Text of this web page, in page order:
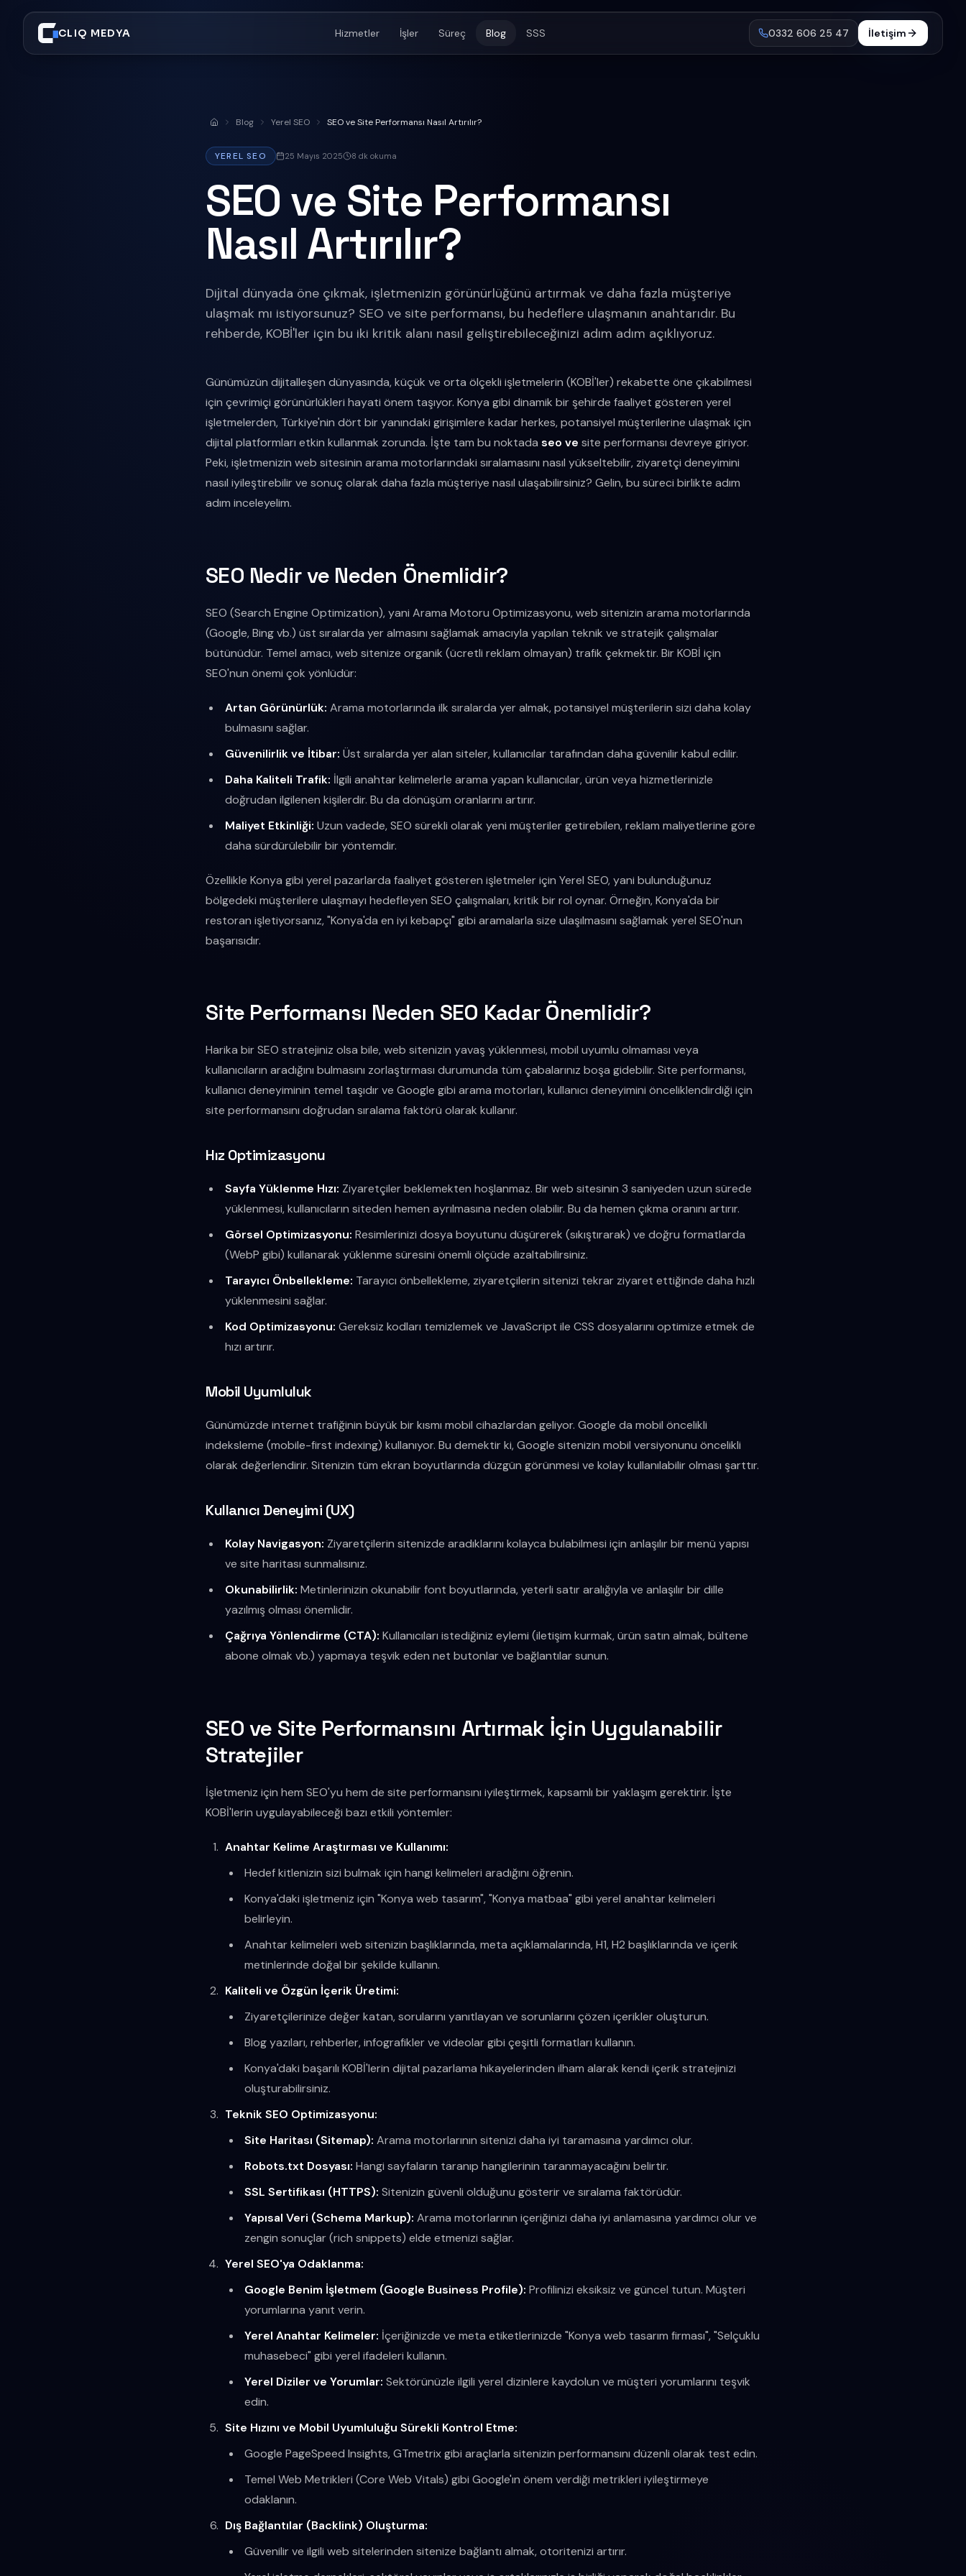
CLIQ MEDYA Hizmetler İşler Süreç Blog SSS 0332 606 25 47 İletişim
Anasayfa
Blog Yerel SEO SEO ve Site Performansı Nasıl Artırılır?
YEREL SEO 25 Mayıs 2025 8 dk okuma
SEO ve Site Performansı
Nasıl Artırılır?
Dijital dünyada öne çıkmak, işletmenizin görünürlüğünü artırmak ve daha fazla müşteriye
ulaşmak mı istiyorsunuz? SEO ve site performansı, bu hedeflere ulaşmanın anahtarıdır. Bu
rehberde, KOBİ'ler için bu iki kritik alanı nasıl geliştirebileceğinizi adım adım açıklıyoruz.
Günümüzün dijitalleşen dünyasında, küçük ve orta ölçekli işletmelerin (KOBİ'ler) rekabette öne çıkabilmesi
için çevrimiçi görünürlükleri hayati önem taşıyor. Konya gibi dinamik bir şehirde faaliyet gösteren yerel
işletmelerden, Türkiye'nin dört bir yanındaki girişimlere kadar herkes, potansiyel müşterilerine ulaşmak için
dijital platformları etkin kullanmak zorunda. İşte tam bu noktada seo ve site performansı devreye giriyor.
Peki, işletmenizin web sitesinin arama motorlarındaki sıralamasını nasıl yükseltebilir, ziyaretçi deneyimini
nasıl iyileştirebilir ve sonuç olarak daha fazla müşteriye nasıl ulaşabilirsiniz? Gelin, bu süreci birlikte adım
adım inceleyelim.
SEO Nedir ve Neden Önemlidir?
SEO (Search Engine Optimization), yani Arama Motoru Optimizasyonu, web sitenizin arama motorlarında
(Google, Bing vb.) üst sıralarda yer almasını sağlamak amacıyla yapılan teknik ve stratejik çalışmalar
bütünüdür. Temel amacı, web sitenize organik (ücretli reklam olmayan) trafik çekmektir. Bir KOBİ için
SEO'nun önemi çok yönlüdür:
Artan Görünürlük: Arama motorlarında ilk sıralarda yer almak, potansiyel müşterilerin sizi daha kolay
bulmasını sağlar.
Güvenilirlik ve İtibar: Üst sıralarda yer alan siteler, kullanıcılar tarafından daha güvenilir kabul edilir.
Daha Kaliteli Trafik: İlgili anahtar kelimelerle arama yapan kullanıcılar, ürün veya hizmetlerinizle
doğrudan ilgilenen kişilerdir. Bu da dönüşüm oranlarını artırır.
Maliyet Etkinliği: Uzun vadede, SEO sürekli olarak yeni müşteriler getirebilen, reklam maliyetlerine göre
daha sürdürülebilir bir yöntemdir.
Özellikle Konya gibi yerel pazarlarda faaliyet gösteren işletmeler için Yerel SEO, yani bulunduğunuz
bölgedeki müşterilere ulaşmayı hedefleyen SEO çalışmaları, kritik bir rol oynar. Örneğin, Konya'da bir
restoran işletiyorsanız, "Konya'da en iyi kebapçı" gibi aramalarla size ulaşılmasını sağlamak yerel SEO'nun
başarısıdır.
Site Performansı Neden SEO Kadar Önemlidir?
Harika bir SEO stratejiniz olsa bile, web sitenizin yavaş yüklenmesi, mobil uyumlu olmaması veya
kullanıcıların aradığını bulmasını zorlaştırması durumunda tüm çabalarınız boşa gidebilir. Site performansı,
kullanıcı deneyiminin temel taşıdır ve Google gibi arama motorları, kullanıcı deneyimini önceliklendirdiği için
site performansını doğrudan sıralama faktörü olarak kullanır.
Hız Optimizasyonu
Sayfa Yüklenme Hızı: Ziyaretçiler beklemekten hoşlanmaz. Bir web sitesinin 3 saniyeden uzun sürede
yüklenmesi, kullanıcıların siteden hemen ayrılmasına neden olabilir. Bu da hemen çıkma oranını artırır.
Görsel Optimizasyonu: Resimlerinizi dosya boyutunu düşürerek (sıkıştırarak) ve doğru formatlarda
(WebP gibi) kullanarak yüklenme süresini önemli ölçüde azaltabilirsiniz.
Tarayıcı Önbellekleme: Tarayıcı önbellekleme, ziyaretçilerin sitenizi tekrar ziyaret ettiğinde daha hızlı
yüklenmesini sağlar.
Kod Optimizasyonu: Gereksiz kodları temizlemek ve JavaScript ile CSS dosyalarını optimize etmek de
hızı artırır.
Mobil Uyumluluk
Günümüzde internet trafiğinin büyük bir kısmı mobil cihazlardan geliyor. Google da mobil öncelikli
indeksleme (mobile-first indexing) kullanıyor. Bu demektir ki, Google sitenizin mobil versiyonunu öncelikli
olarak değerlendirir. Sitenizin tüm ekran boyutlarında düzgün görünmesi ve kolay kullanılabilir olması şarttır.
Kullanıcı Deneyimi (UX)
Kolay Navigasyon: Ziyaretçilerin sitenizde aradıklarını kolayca bulabilmesi için anlaşılır bir menü yapısı
ve site haritası sunmalısınız.
Okunabilirlik: Metinlerinizin okunabilir font boyutlarında, yeterli satır aralığıyla ve anlaşılır bir dille
yazılmış olması önemlidir.
Çağrıya Yönlendirme (CTA): Kullanıcıları istediğiniz eylemi (iletişim kurmak, ürün satın almak, bültene
abone olmak vb.) yapmaya teşvik eden net butonlar ve bağlantılar sunun.
SEO ve Site Performansını Artırmak İçin Uygulanabilir
Stratejiler
İşletmeniz için hem SEO'yu hem de site performansını iyileştirmek, kapsamlı bir yaklaşım gerektirir. İşte
KOBİ'lerin uygulayabileceği bazı etkili yöntemler:
Anahtar Kelime Araştırması ve Kullanımı:
Hedef kitlenizin sizi bulmak için hangi kelimeleri aradığını öğrenin.
Konya'daki işletmeniz için "Konya web tasarım", "Konya matbaa" gibi yerel anahtar kelimeleri
belirleyin.
Anahtar kelimeleri web sitenizin başlıklarında, meta açıklamalarında, H1, H2 başlıklarında ve içerik
metinlerinde doğal bir şekilde kullanın.
Kaliteli ve Özgün İçerik Üretimi:
Ziyaretçilerinize değer katan, sorularını yanıtlayan ve sorunlarını çözen içerikler oluşturun.
Blog yazıları, rehberler, infografikler ve videolar gibi çeşitli formatları kullanın.
Konya'daki başarılı KOBİ'lerin dijital pazarlama hikayelerinden ilham alarak kendi içerik stratejinizi
oluşturabilirsiniz.
Teknik SEO Optimizasyonu:
Site Haritası (Sitemap): Arama motorlarının sitenizi daha iyi taramasına yardımcı olur.
Robots.txt Dosyası: Hangi sayfaların taranıp hangilerinin taranmayacağını belirtir.
SSL Sertifikası (HTTPS): Sitenizin güvenli olduğunu gösterir ve sıralama faktörüdür.
Yapısal Veri (Schema Markup): Arama motorlarının içeriğinizi daha iyi anlamasına yardımcı olur ve
zengin sonuçlar (rich snippets) elde etmenizi sağlar.
Yerel SEO'ya Odaklanma:
Google Benim İşletmem (Google Business Profile): Profilinizi eksiksiz ve güncel tutun. Müşteri
yorumlarına yanıt verin.
Yerel Anahtar Kelimeler: İçeriğinizde ve meta etiketlerinizde "Konya web tasarım firması", "Selçuklu
muhasebeci" gibi yerel ifadeleri kullanın.
Yerel Diziler ve Yorumlar: Sektörünüzle ilgili yerel dizinlere kaydolun ve müşteri yorumlarını teşvik
edin.
Site Hızını ve Mobil Uyumluluğu Sürekli Kontrol Etme:
Google PageSpeed Insights, GTmetrix gibi araçlarla sitenizin performansını düzenli olarak test edin.
Temel Web Metrikleri (Core Web Vitals) gibi Google'ın önem verdiği metrikleri iyileştirmeye
odaklanın.
Dış Bağlantılar (Backlink) Oluşturma:
Güvenilir ve ilgili web sitelerinden sitenize bağlantı almak, otoritenizi artırır.